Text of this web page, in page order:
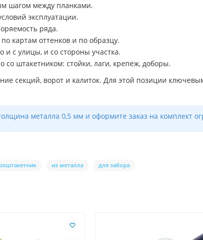
шагом между планками.
эксплуатации.
ряда.
картам оттенков и по образцу.
и с улицы, и со стороны участка.
штакетником: стойки, лаги, крепеж, доборы.
секций, ворот и калиток. Для этой позиции
металла 0,5 мм и оформите заказ на комплект
из металла для забора